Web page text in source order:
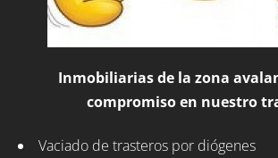
Inmobiliarias de la zona
compromiso en nuestro
Vaciado de trasteros por diógenes